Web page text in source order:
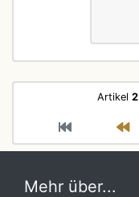
Artikel
Mehr über...